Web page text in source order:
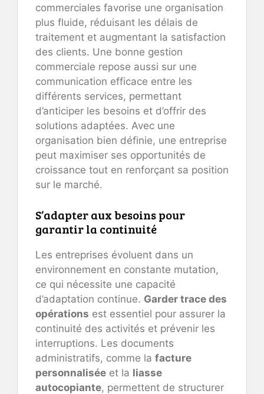
commerciales favorise une organisation
plus fluide, réduisant les délais de
traitement et augmentant la satisfaction
des clients. Une bonne gestion
commerciale repose aussi sur une
communication efficace entre les
différents services, permettant
d’anticiper les besoins et d’offrir des
solutions adaptées. Avec une
organisation bien définie, une entreprise
peut maximiser ses opportunités de
croissance tout en renforçant sa position
sur le marché.
S’adapter aux besoins pour
garantir la continuité
Les entreprises évoluent dans un
environnement en constante mutation,
ce qui nécessite une capacité
d’adaptation continue. Garder trace des
opérations est essentiel pour assurer la
continuité des activités et prévenir les
interruptions. Les documents
administratifs, comme la facture
personnalisée et la liasse
autocopiante, permettent de structurer